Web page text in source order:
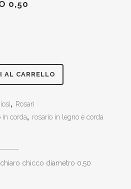
0,50
AL CARRELLO
, Rosari
in corda, rosario in legno e corda
chicco diametro 0,50